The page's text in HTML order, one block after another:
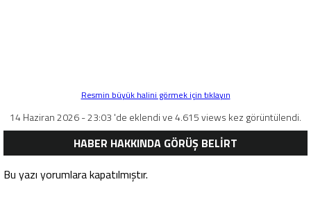
Resmin büyük halini görmek için tıklayın
14 Haziran 2026 - 23:03 'de eklendi ve 4.615 views kez görüntülendi.
HABER HAKKINDA GÖRÜŞ BELİRT
Bu yazı yorumlara kapatılmıştır.